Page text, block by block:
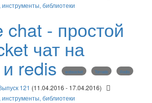
библиотеки
chat - простой
чат на
redis websocket Tornado Redis
121 (11.04.2016 - 17.04.2016)
библиотеки